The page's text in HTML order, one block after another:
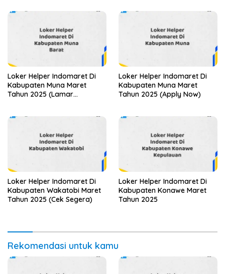
Loker Helper Indomaret Di
Kabupaten Muna Maret
Tahun 2025 (Lamar
Loker Helper Indomaret Di
Kabupaten Muna Maret
Tahun 2025 (Apply Now)
Loker Helper Indomaret Di
Kabupaten Wakatobi Maret
Tahun 2025 (Cek Segera)
Loker Helper Indomaret Di
Kabupaten Konawe Maret
Tahun 2025
Rekomendasi untuk kamu